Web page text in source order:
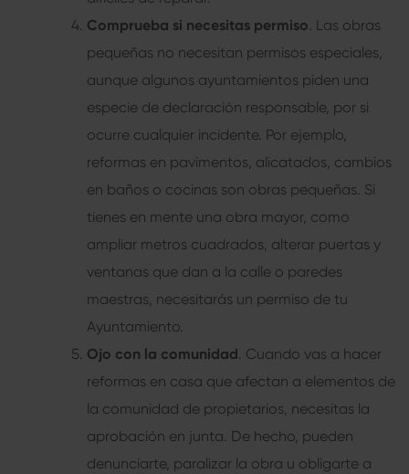
Comprueba si necesitas permiso . Las obras
pequeñas no necesitan permisos especiales,
aunque algunos ayuntamientos piden una
especie de declaración responsable, por si
ocurre cualquier incidente. Por ejemplo,
reformas en pavimentos, alicatados, cambios
en baños o cocinas son obras pequeñas. Si
tienes en mente una obra mayor, como
ampliar metros cuadrados, alterar puertas y
ventanas que dan a la calle o paredes
maestras, necesitarás un permiso de tu
Ayuntamiento.
Ojo con la comunidad . Cuando vas a hacer
reformas en casa que afectan a elementos de
la comunidad de propietarios, necesitas la
aprobación en junta. De hecho, pueden
denunciarte, paralizar la obra u obligarte a